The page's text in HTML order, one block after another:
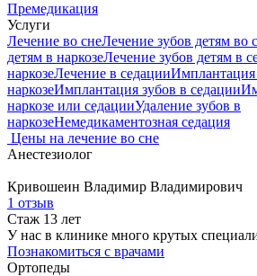
Премедикация
Услуги
Лечение во снеЛечение зубов детям во
детям в наркозеЛечение зубов детям в
наркозеЛечение в седацииИмплантация
наркозеИмплантация зубов в седации
наркозе или седацииУдаление зубов в
наркозеНемедикаментозная седация
Цены на лечение во сне
Анестезиолог
Кривошеин Владимир Владимирович
1 отзыв
Стаж 13 лет
У нас в клинике много крутых
Познакомиться с врачами
Ортопеды